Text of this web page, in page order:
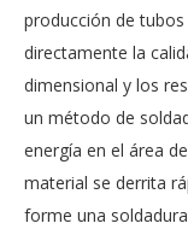
producción de
directamente la
dimensional y los
un método de
energía en el área
material se derrita
forme una